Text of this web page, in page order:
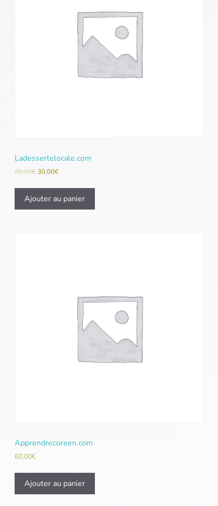
Ladessertelocale.com
99,00€ 30,00€
Ajouter au panier
Apprendrecoreen.com
60,00€
Ajouter au panier